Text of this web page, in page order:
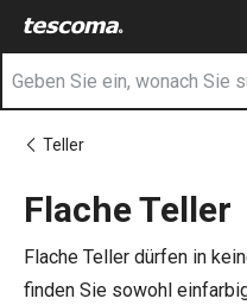
Sie befinden sich auf der
ZumZur
Zur
Teller
Flache Teller
Flache Teller dürfen in
finden Sie sowohl